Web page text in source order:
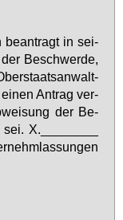
be­an­tragt in sei­
Be­schwer­de,
An­trag ver­
der Be­
X.________